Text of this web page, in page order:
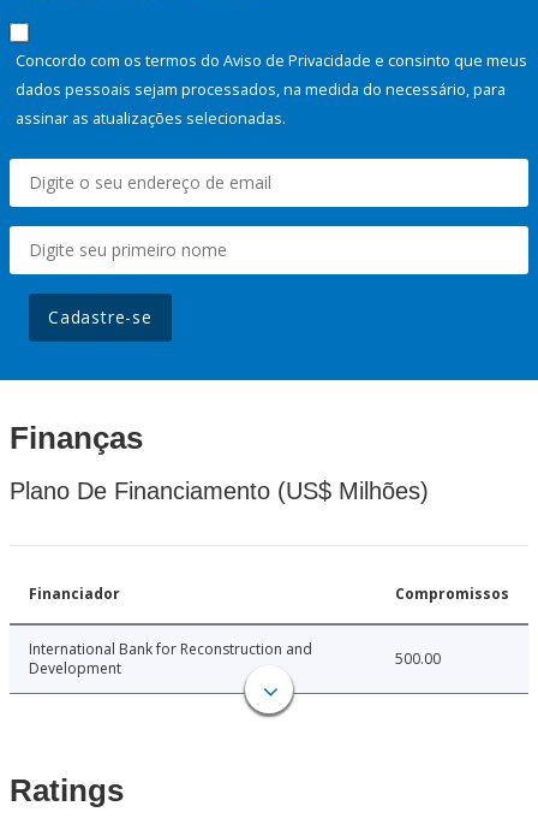
Concordo com os termos do Aviso de Privacidade e consinto que meus
dados pessoais sejam processados, na medida do necessário, para
assinar as atualizações selecionadas.
Cadastre-se
Finanças
Plano De Financiamento (US$ Milhões)
Financiador Compromissos
International Bank for Reconstruction and
Development
500.00
Ratings